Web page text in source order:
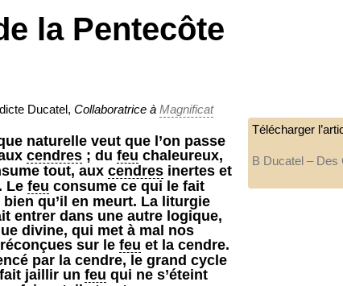
la Pentecôte
Ducatel, Collaboratrice à Magnificat
naturelle veut que l’on passe
cendres ; du feu chaleureux,
tout, aux cendres inertes et
Le feu consume ce qui le fait
qu’il en meurt. La liturgie
entrer dans une autre logique,
divine, qui met à mal nos
sur le feu et la cendre.
par la cendre, le grand cycle
jaillir un feu qui ne s’éteint
Télécharger
B Ducatel – Des